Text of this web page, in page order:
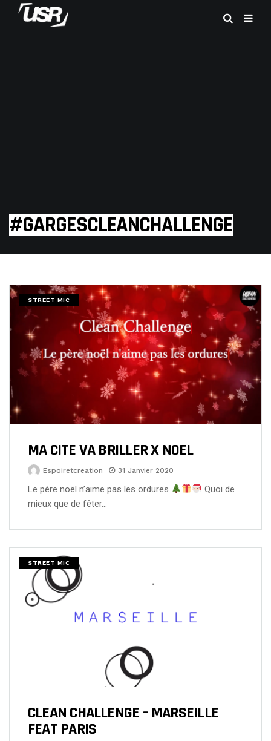
#GARGESCLEANCHALLENGE
STREET MIC
MA CITE VA BRILLER X NOEL
Espoiretcreation 31 Janvier 2020
Le père noël n’aime pas les ordures
Quoi de
mieux que de fêter…
STREET MIC
CLEAN CHALLENGE – MARSEILLE
FEAT PARIS